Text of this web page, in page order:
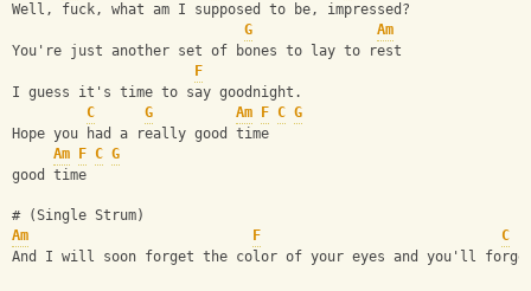
Well, fuck, what am I supposed to be, impressed?
G
Am
You're just another set of bones to lay to rest
F
I guess it's time to say goodnight.
C
G Am F C G
Hope you had a really good time
Am
F C G
good time
# (Single Strum)
Am
F
C
And I will soon forget the color of your eyes and you'll